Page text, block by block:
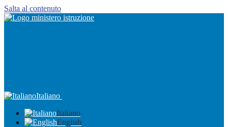
Salta al contenuto
Italiano
Italiano
English